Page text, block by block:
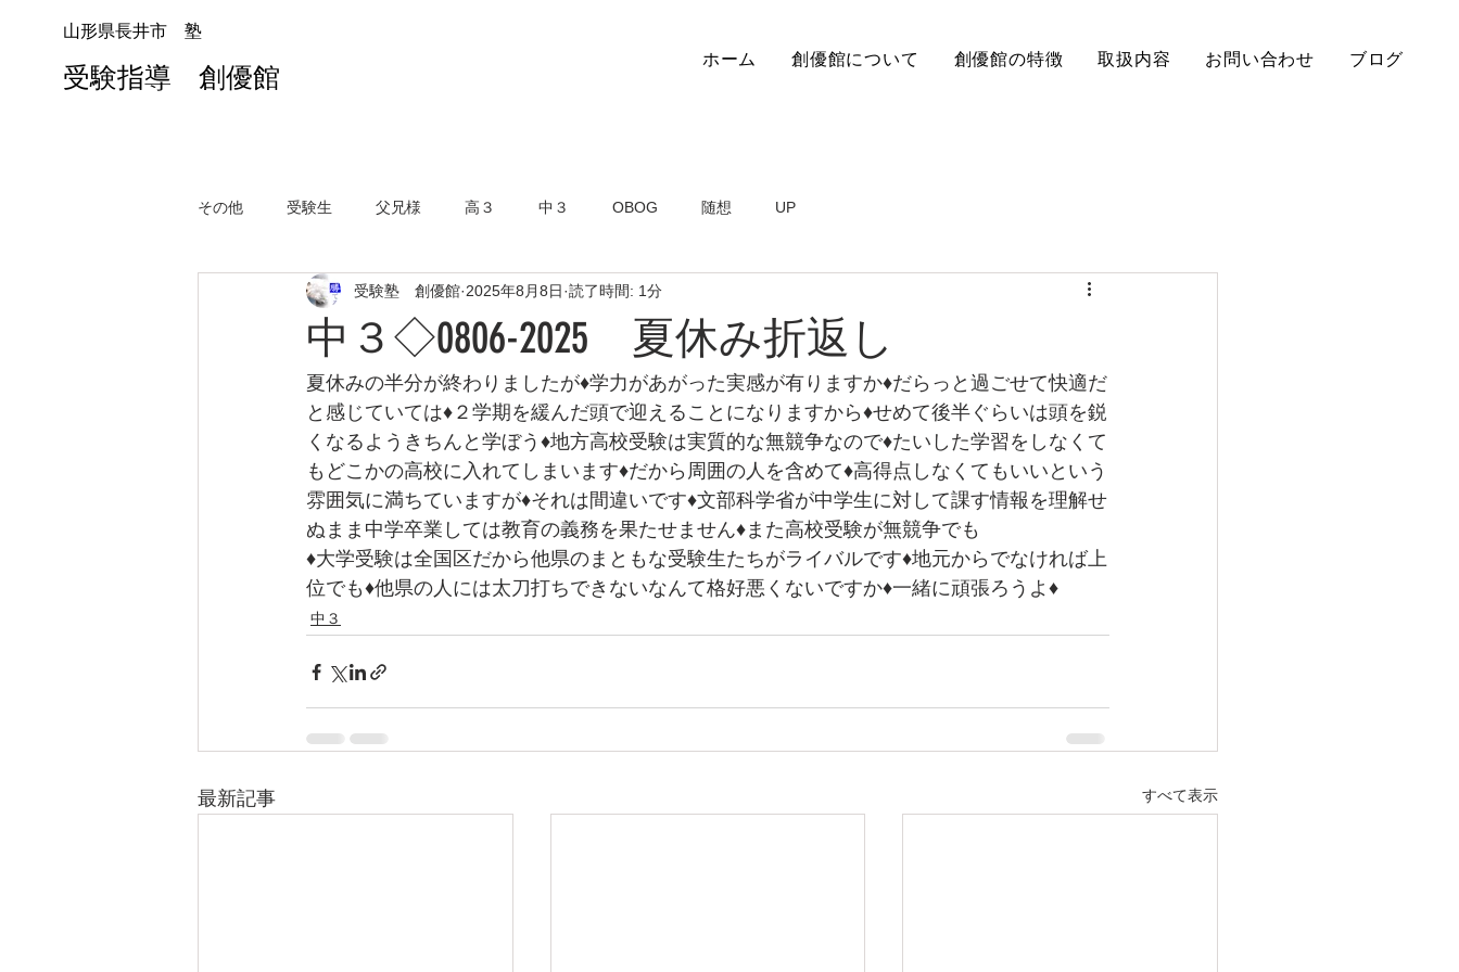
山形県長井市 塾
受験指導 創優館
ホーム 創優館について 創優館の特徴 取扱内容 お問い合わせ ブログ
その他 受験生 父兄様 高３ 中３ OBOG 随想 UP
中３◇0806-2025 夏休み折返し
受験塾 創優館 2025年8月8日 読了時間: 1分
夏休みの半分が終わりましたが♦学力があがった実感が有りますか♦だらっと過ごせて快適だ
と感じていては♦２学期を緩んだ頭で迎えることになりますから♦せめて後半ぐらいは頭を鋭
くなるようきちんと学ぼう♦地方高校受験は実質的な無競争なので♦たいした学習をしなくて
もどこかの高校に入れてしまいます♦だから周囲の人を含めて♦高得点しなくてもいいという
雰囲気に満ちていますが♦それは間違いです♦文部科学省が中学生に対して課す情報を理解せ
ぬまま中学卒業しては教育の義務を果たせません♦また高校受験が無競争でも
♦大学受験は全国区だから他県のまともな受験生たちがライバルです♦地元からでなければ上
位でも♦他県の人には太刀打ちできないなんて格好悪くないですか♦一緒に頑張ろうよ♦
中３
最新記事 すべて表示